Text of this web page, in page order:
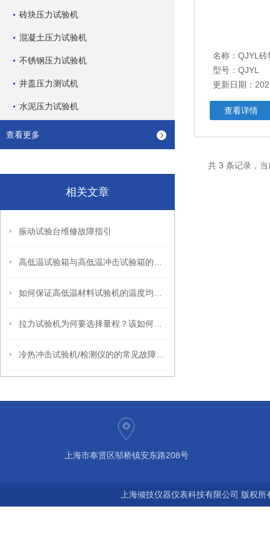
砖块压力试验机
混凝土压力试验机
不锈钢压力试验机
井盖压力测试机
水泥压力试验机
查看更多
相关文章
振动试验台维修故障指引
名称： QJYL砖
型号：QJYL
更新日期：
查看详情
共 3 条记录，
上海市奉贤区邬桥镇安东路208号
上海倾技仪器仪表科技有限公司 版权